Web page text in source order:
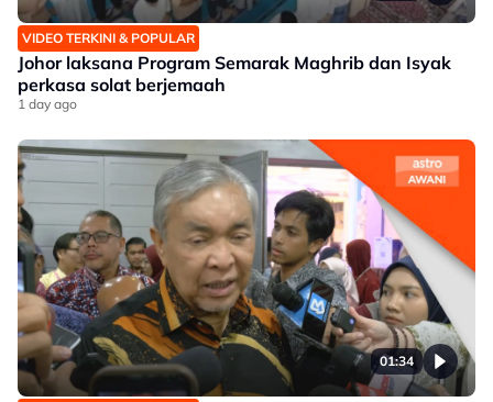
VIDEO TERKINI & POPULAR
Johor laksana Program Semarak Maghrib dan Isyak
perkasa solat berjemaah
1 day ago
01:34